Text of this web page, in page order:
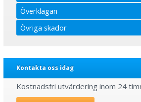
Överklagan
Övriga skador
Kontakta oss idag
Kostnadsfri utvärdering inom 24